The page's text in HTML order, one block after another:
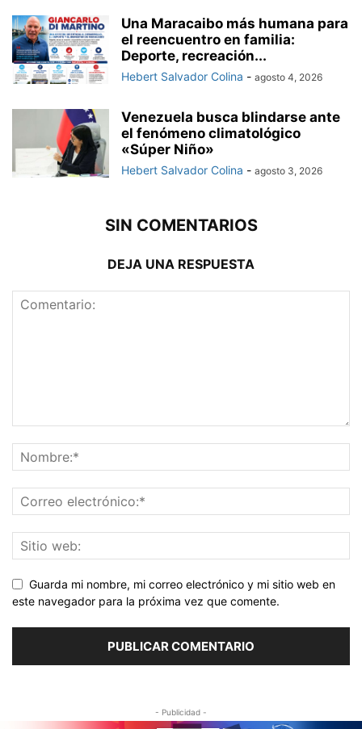
Una Maracaibo más humana para
el reencuentro en familia:
Deporte, recreación...
Hebert Salvador Colina - agosto 4, 2026
Venezuela busca blindarse ante
el fenómeno climatológico
«Súper Niño»
Hebert Salvador Colina - agosto 3, 2026
SIN COMENTARIOS
DEJA UNA RESPUESTA
Guarda mi nombre, mi correo electrónico y mi sitio web en
este navegador para la próxima vez que comente.
- Publicidad -